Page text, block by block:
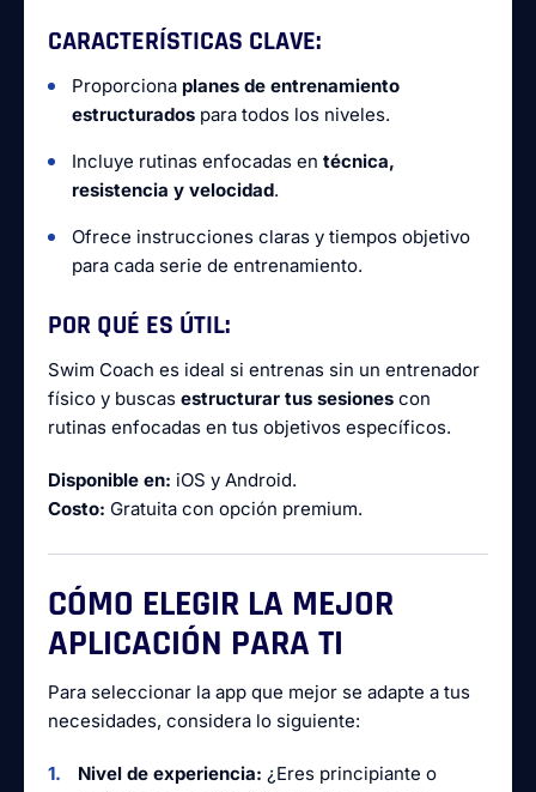
CARACTERÍSTICAS CLAVE:
Proporciona planes de entrenamiento
estructurados para todos los niveles.
Incluye rutinas enfocadas en técnica,
resistencia y velocidad.
Ofrece instrucciones claras y tiempos objetivo
para cada serie de entrenamiento.
POR QUÉ ES ÚTIL:
Swim Coach es ideal si entrenas sin un entrenador
físico y buscas estructurar tus sesiones con
rutinas enfocadas en tus objetivos específicos.
Disponible en: iOS y Android.
Costo: Gratuita con opción premium.
CÓMO ELEGIR LA MEJOR
APLICACIÓN PARA TI
Para seleccionar la app que mejor se adapte a tus
necesidades, considera lo siguiente:
Nivel de experiencia: ¿Eres principiante o